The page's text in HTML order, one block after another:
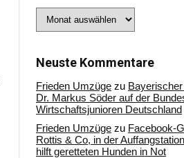
Sie
Archiv
Neuste Kommentare
Frieden Umzüge zu
Dr. Markus Söder auf der
Wirtschaftsjunioren Deutschland
Frieden Umzüge zu Facebook-
Rottis & Co, in der
hilft geretteten Hunden in Not